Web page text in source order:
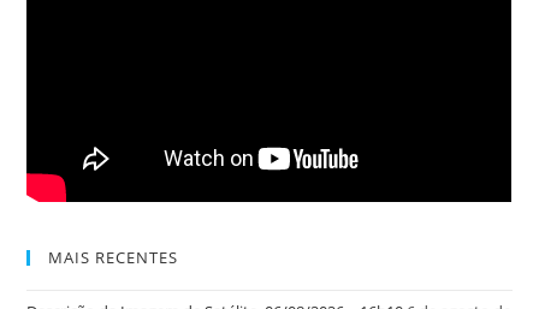
MAIS RECENTES